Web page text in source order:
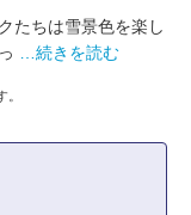
たちは雪景色を楽し
…続きを読む